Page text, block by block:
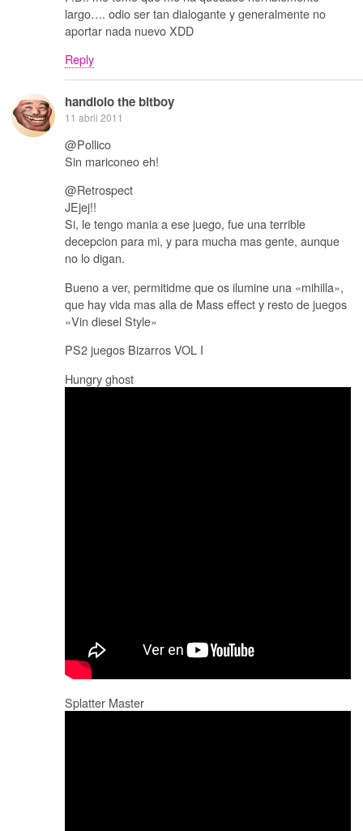
largo…. odio ser tan dialogante y generalmente no
aportar nada nuevo XDD
Reply
handlolo the bitboy
11 abril 2011
@Pollico
Sin mariconeo eh!
@Retrospect
JEjej!!
Si, le tengo mania a ese juego, fue una terrible
decepcion para mi, y para mucha mas gente, aunque
no lo digan.
Bueno a ver, permitidme que os ilumine una «mihilla»,
que hay vida mas alla de Mass effect y resto de juegos
«Vin diesel Style»
PS2 juegos Bizarros VOL I
Hungry ghost
Splatter Master